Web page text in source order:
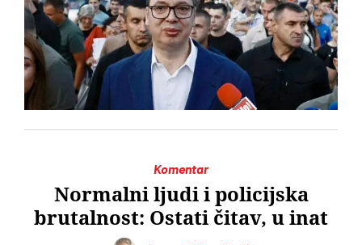
Komentar
Normalni ljudi i policijska
brutalnost: Ostati čitav, u inat